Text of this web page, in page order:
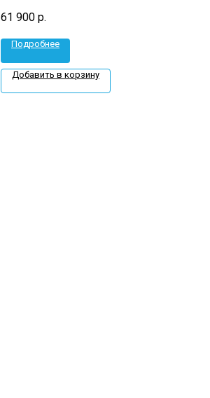
61 900 р.
Подробнее
Добавить в корзину